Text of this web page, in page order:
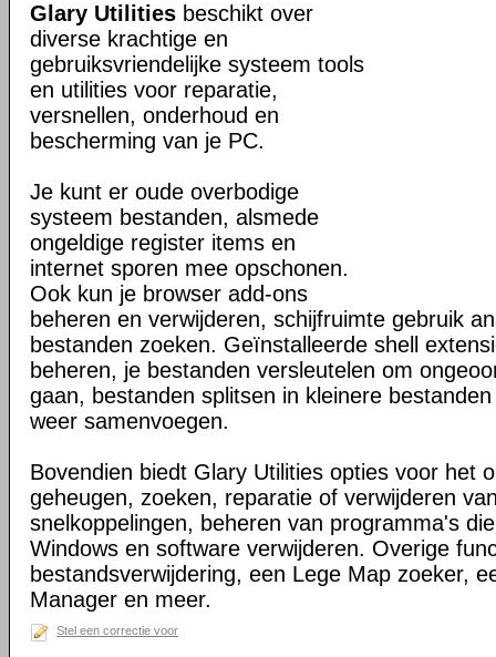
Glary Utilities beschikt over
diverse krachtige en
gebruiksvriendelijke systeem tools
en utilities voor reparatie,
versnellen, onderhoud en
bescherming van je PC.
Je kunt er oude overbodige
systeem bestanden, alsmede
ongeldige register items en
internet sporen mee opschonen.
Ook kun je browser add-ons
beheren en verwijderen, schijfruimte gebruik
bestanden zoeken. Geïnstalleerde shell
beheren, je bestanden versleutelen om
gaan, bestanden splitsen in kleinere
weer samenvoegen.
Bovendien biedt Glary Utilities opties voor het
geheugen, zoeken, reparatie of verwijderen
snelkoppelingen, beheren van programma's
Windows en software verwijderen. Overige
bestandsverwijdering, een Lege Map zoeker,
Manager en meer.
Stel een correctie voor